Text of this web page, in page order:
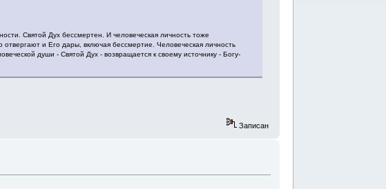
Святой Дух бессмертен. И человеческая личность тоже
и Его дары, включая бессмертие. Человеческая личность
души - Святой Дух - возвращается к своему источнику - Богу-
Записан